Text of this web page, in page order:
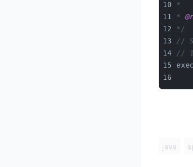
*
*
*/
//
// 官
java